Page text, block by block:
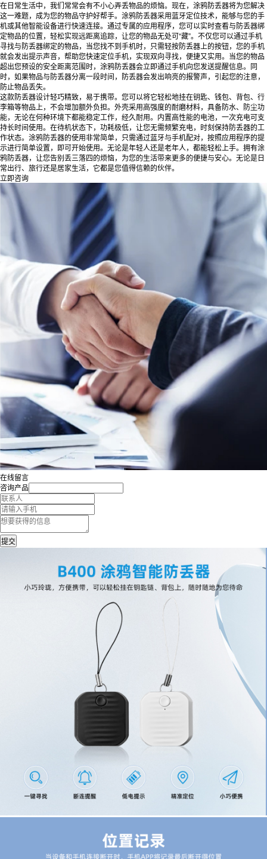
在日常生活中，我们常常会有不小心弄丢物品的烦恼。现在，涂鸦防丢器将为您解决
这一难题，成为您的物品守护好帮手。涂鸦防丢器采用蓝牙定位技术，能够与您的手
机或其他智能设备进行快速连接。通过专属的应用程序，您可以实时查看与防丢器绑
定物品的位置，轻松实现远距离追踪，让您的物品无处可“藏”。不仅您可以通过手机
寻找与防丢器绑定的物品，当您找不到手机时，只需轻按防丢器上的按钮，您的手机
就会发出提示声音，帮助您快速定位手机，实现双向寻找，便捷又实用。当您的物品
超出您预设的安全距离范围时，涂鸦防丢器会立即通过手机向您发送提醒信息。同
时，如果物品与防丢器分离一段时间，防丢器会发出响亮的报警声，引起您的注意，
防止物品丢失。
这款防丢器设计轻巧精致，易于携带。您可以将它轻松地挂在钥匙、钱包、背包、行
李箱等物品上，不会增加额外负担。外壳采用高强度的耐磨材料，具备防水、防尘功
能，无论在何种环境下都能稳定工作，经久耐用。内置高性能的电池，一次充电可支
持长时间使用。在待机状态下，功耗极低，让您无需频繁充电，时刻保持防丢器的工
作状态。涂鸦防丢器的使用非常简单，只需通过蓝牙与手机配对，按照应用程序的提
示进行简单设置，即可开始使用。无论是年轻人还是老年人，都能轻松上手。拥有涂
鸦防丢器，让您告别丢三落四的烦恼，为您的生活带来更多的便捷与安心。无论是日
常出行、旅行还是居家生活，它都是您值得信赖的伙伴。
立即咨询
在线留言
咨询产品